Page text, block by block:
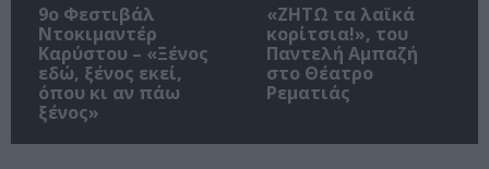
9ο Φεστιβάλ
Ντοκιμαντέρ
Καρύστου – «Ξένος
εδώ, ξένος εκεί,
όπου κι αν πάω
ξένος»
«ΖΗΤΩ τα λαϊκά
κορίτσια!», του
Παντελή Αμπαζή
στο Θέατρο
Ρεματιάς